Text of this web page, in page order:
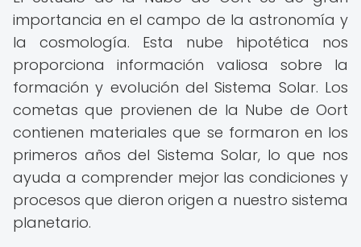
importancia en el campo de la astronomía y
la cosmología. Esta nube hipotética nos
proporciona información valiosa sobre la
formación y evolución del Sistema Solar. Los
cometas que provienen de la Nube de Oort
contienen materiales que se formaron en los
primeros años del Sistema Solar, lo que nos
ayuda a comprender mejor las condiciones y
procesos que dieron origen a nuestro sistema
planetario.